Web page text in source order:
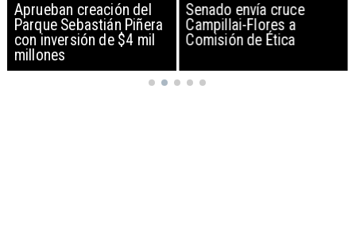
Aprueban creación del
Parque Sebastián Piñera
con inversión de $4 mil
millones
Senado envía cruce
Campillai-Flores a
Comisión de Ética